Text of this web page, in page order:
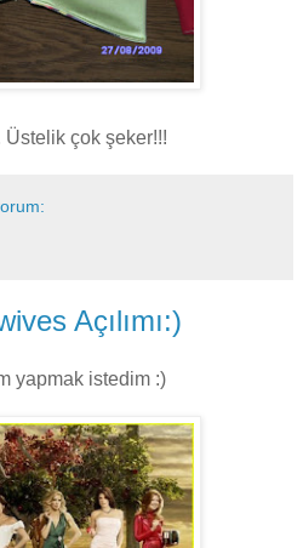
Üstelik çok şeker!!!
Açılımı:)
yapmak istedim :)